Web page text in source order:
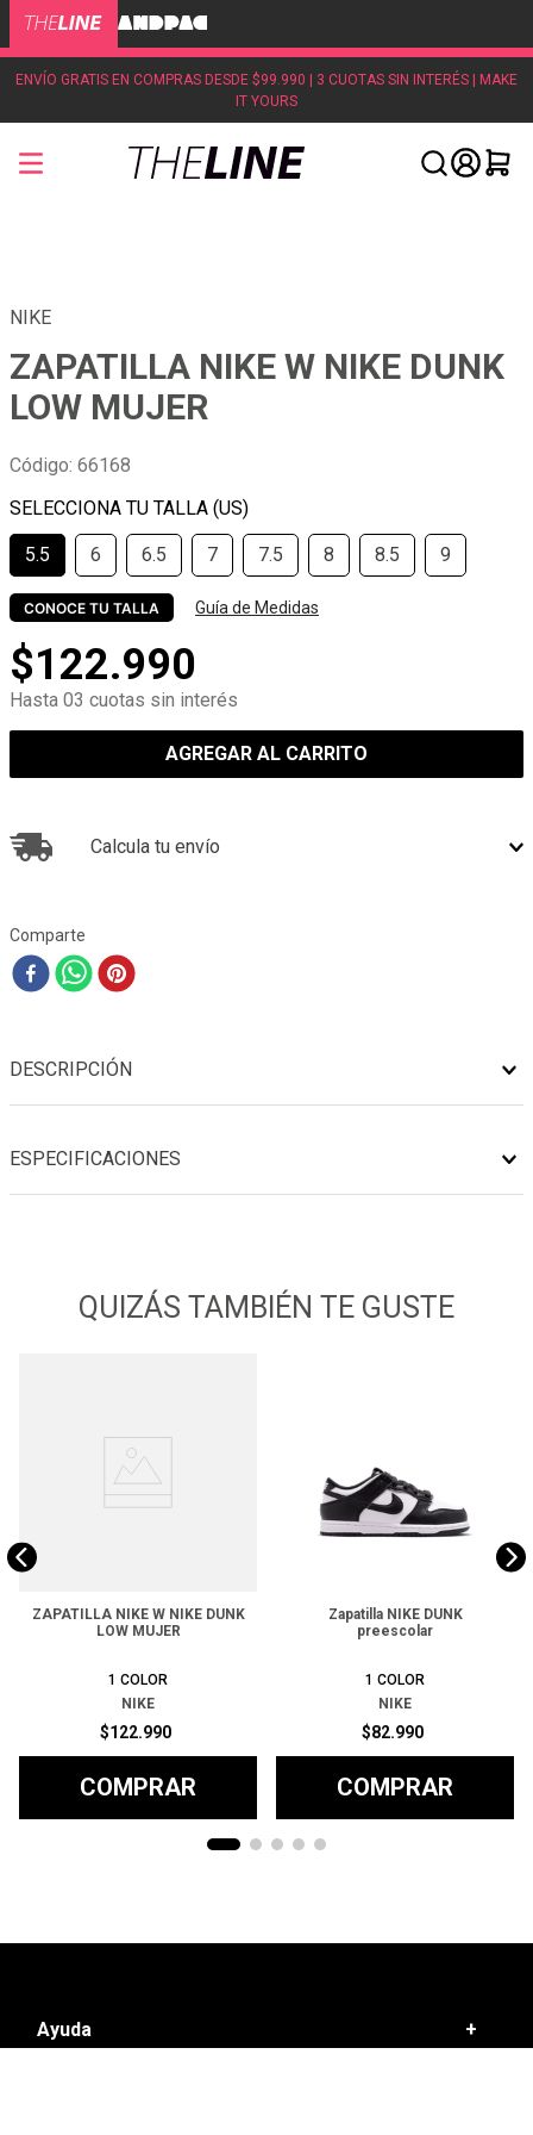
ENVÍO GRATIS EN COMPRAS DESDE $99.990 | 3 CUOTAS SIN INTERÉS | MAKE
IT YOURS
NIKE
ZAPATILLA NIKE W NIKE DUNK
LOW MUJER
Código: 66168
5.5 6 6.5 7 7.5 8 8.5 9
CONOCE TU TALLA Guía de Medidas
$122.990
Hasta 03 cuotas sin interés
AGREGAR AL CARRITO
Calcula tu envío
Comparte
DESCRIPCIÓN
ESPECIFICACIONES
QUIZÁS TAMBIÉN TE GUSTE
ZAPATILLA NIKE W NIKE DUNK
LOW MUJER
1 COLOR
NIKE
$122.990
COMPRAR
Zapatilla NIKE DUNK
preescolar
1 COLOR
NIKE
$82.990
COMPRAR
Ayuda +